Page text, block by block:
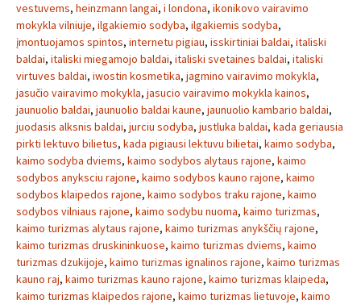
vestuvems, heinzmann langai, i londona, ikonikovo vairavimo
mokykla vilniuje, ilgakiemio sodyba, ilgakiemis sodyba,
įmontuojamos spintos, internetu pigiau, isskirtiniai baldai, italiski
baldai, italiski miegamojo baldai, italiski svetaines baldai, italiski
virtuves baldai, iwostin kosmetika, jagmino vairavimo mokykla,
jasučio vairavimo mokykla, jasucio vairavimo mokykla kainos,
jaunuolio baldai, jaunuolio baldai kaune, jaunuolio kambario baldai,
juodasis alksnis baldai, jurciu sodyba, justluka baldai, kada geriausia
pirkti lektuvo bilietus, kada pigiausi lektuvu bilietai, kaimo sodyba,
kaimo sodyba dviems, kaimo sodybos alytaus rajone, kaimo
sodybos anyksciu rajone, kaimo sodybos kauno rajone, kaimo
sodybos klaipedos rajone, kaimo sodybos traku rajone, kaimo
sodybos vilniaus rajone, kaimo sodybu nuoma, kaimo turizmas,
kaimo turizmas alytaus rajone, kaimo turizmas anykščių rajone,
kaimo turizmas druskininkuose, kaimo turizmas dviems, kaimo
turizmas dzukijoje, kaimo turizmas ignalinos rajone, kaimo turizmas
kauno raj, kaimo turizmas kauno rajone, kaimo turizmas klaipeda,
kaimo turizmas klaipedos rajone, kaimo turizmas lietuvoje, kaimo